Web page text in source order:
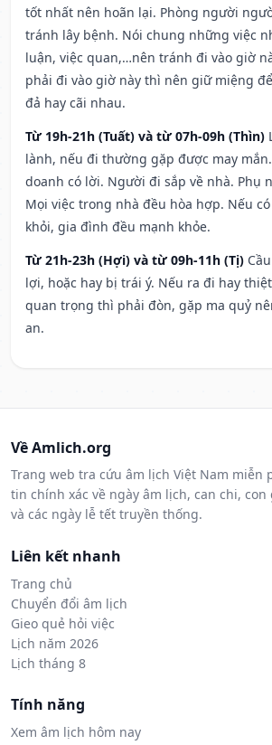
tốt nhất nên hoãn lại. Phòng người
tránh lây bệnh. Nói chung những việc
luận, việc quan,…nên tránh đi vào giờ
phải đi vào giờ này thì nên giữ miệng
đả hay cãi nhau.
Từ 19h-21h (Tuất) và từ 07h-09h (Thìn)
lành, nếu đi thường gặp được may
doanh có lời. Người đi sắp về nhà. Phụ
Mọi việc trong nhà đều hòa hợp. Nếu
khỏi, gia đình đều mạnh khỏe.
Từ 21h-23h (Hợi) và từ 09h-11h (Tị)
lợi, hoặc hay bị trái ý. Nếu ra đi hay
quan trọng thì phải đòn, gặp ma quỷ
an.
Về Amlich.org
Trang web tra cứu âm lịch Việt Nam miễn
tin chính xác về ngày âm lịch, can chi,
và các ngày lễ tết truyền thống.
Liên kết nhanh
Trang chủ
Chuyển đổi âm lịch
Gieo quẻ hỏi việc
Lịch năm 2026
Lịch tháng 8
Tính năng
Xem âm lịch hôm nay